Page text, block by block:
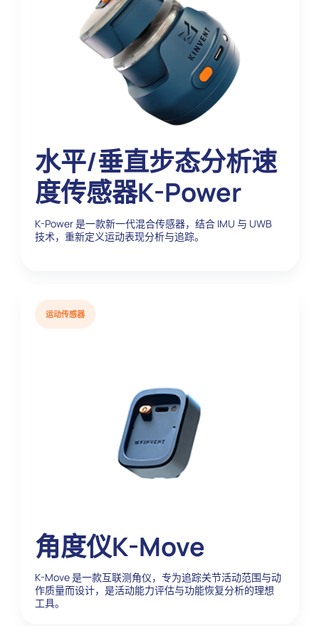
水平/垂直步态分析速
度传感器K-Power
K-Power 是一款新一代混合传感器，结合 IMU 与 UWB
技术，重新定义运动表现分析与追踪。
运动传感器
角度仪K-Move
K-Move 是一款互联测角仪，专为追踪关节活动范围与动
作质量而设计，是活动能力评估与功能恢复分析的理想
工具。